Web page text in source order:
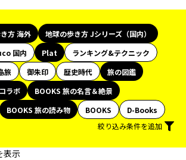
方 海外
地球の歩き方 Jシリーズ（国内）
国内 Plat
ランキング&テクニック
旅 御朱印 歴史時代
旅の図鑑
ラボ
BOOKS 旅の名言＆絶景
BOOKS 旅の読み物 BOOKS
D-Books
絞り込み条件を追加
表示